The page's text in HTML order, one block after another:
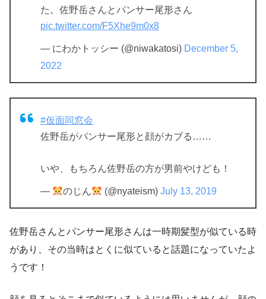
た。佐野岳さんとパンサー尾形さん
pic.twitter.com/F5Xhe9m0x8
— にわかトッシー (@niwakatosi) December 5,
2022
#仮面同窓会
佐野岳がパンサー尾形と顔がカブる……
いや、もちろん佐野岳の方が男前やけども！
— のじん (@nyateism)July 13, 2019
佐野岳さんとパンサー尾形さんは一時期髪型が似ている時
があり、その当時はとくに似ていると話題になっていたよ
うです！